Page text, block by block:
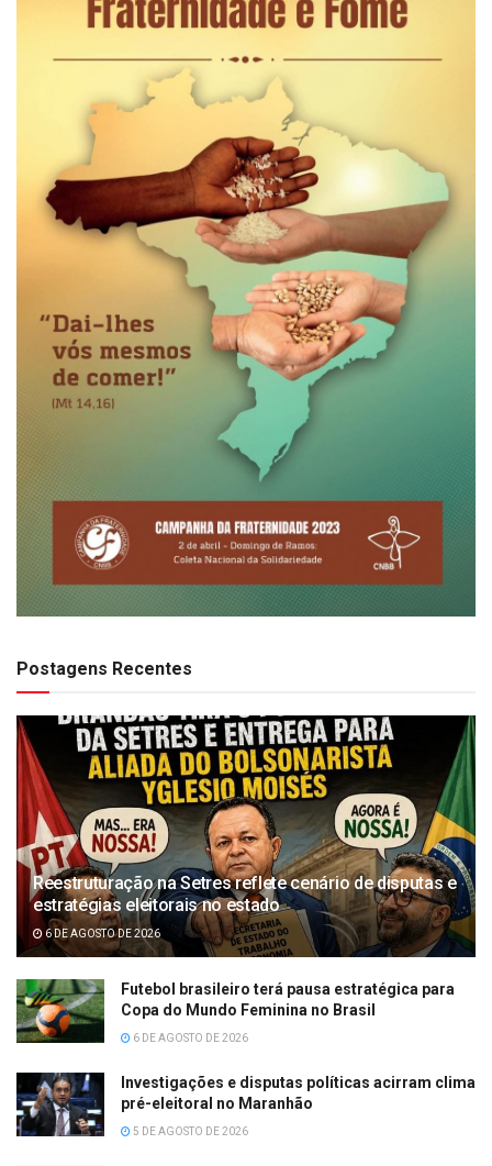
Postagens Recentes
Reestruturação na Setres reflete cenário de disputas e
estratégias eleitorais no estado
6 DE AGOSTO DE 2026
Futebol brasileiro terá pausa estratégica para
Copa do Mundo Feminina no Brasil
6 DE AGOSTO DE 2026
Investigações e disputas políticas acirram clima
pré-eleitoral no Maranhão
5 DE AGOSTO DE 2026